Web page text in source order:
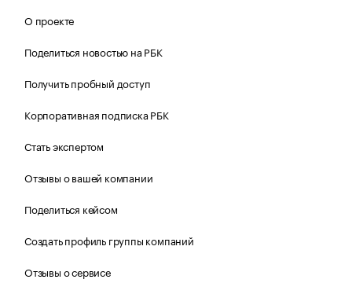
О проекте
Поделиться новостью на РБК
Получить пробный доступ
Корпоративная подписка РБК
Стать экспертом
Отзывы о вашей компании
Поделиться кейсом
Создать профиль группы компаний
Отзывы о сервисе